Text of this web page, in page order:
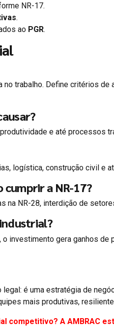
NR-17.
.
ao PGR.
no trabalho. Define critérios
e até processos
logística, construção civil e
cumprir a NR-17?
na NR-28, interdição de
investimento gera ganhos de
é uma estratégia de
mais produtivas,
competitivo? A AMBRAC